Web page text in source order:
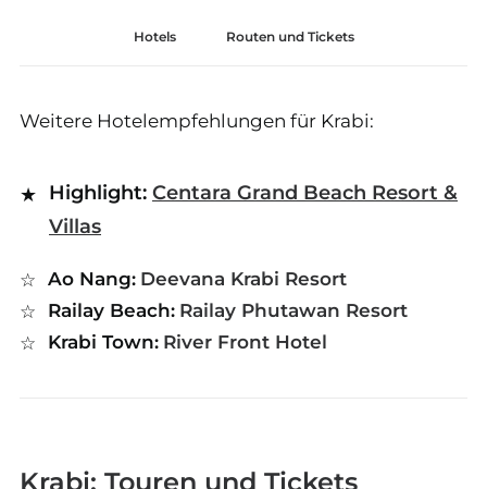
Hotels Routen und Tickets
Weitere Hotelempfehlungen für Krabi:
Highlight: Centara Grand Beach Resort &
Villas
Ao Nang: Deevana Krabi Resort
Railay Beach: Railay Phutawan Resort
Krabi Town: River Front Hotel
Krabi: Touren und Tickets